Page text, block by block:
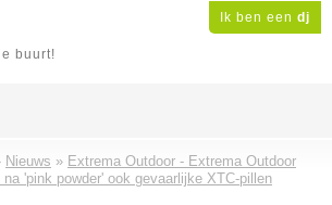
Ik ben een dj
buurt!
Nieuws » Extrema Outdoor - Extrema Outdoor
'pink powder' ook gevaarlijke XTC-pillen